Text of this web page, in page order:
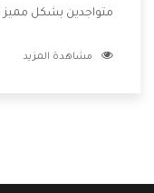
متواجدين بشكل مميز
الشركة بها والتى
مشاهدة المزيد